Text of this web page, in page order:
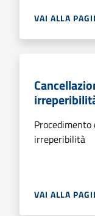
VAI ALLA
irreperibilità
VAI ALLA